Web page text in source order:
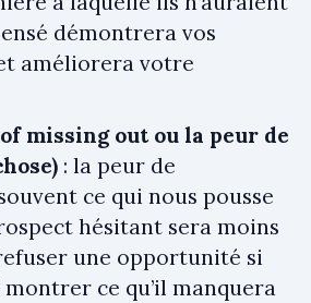
démontrera vos
améliorera votre
missing out ou la peur de
: la peur de
ce qui nous pousse
hésitant sera moins
une opportunité si
ce qu’il manquera